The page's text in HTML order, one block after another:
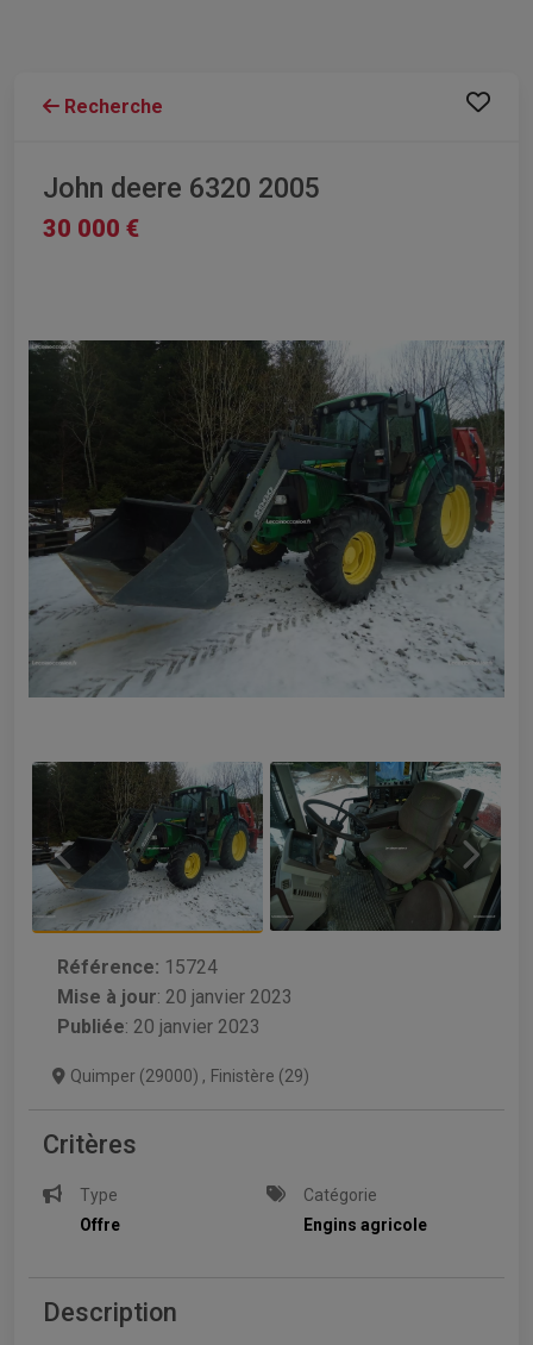
Recherche
John deere 6320 2005
30 000 €
Référence: 15724
Mise à jour: 20 janvier 2023
Publiée: 20 janvier 2023
Quimper (29000) , Finistère (29)
Critères
Type
Offre
Catégorie
Engins agricole
Description